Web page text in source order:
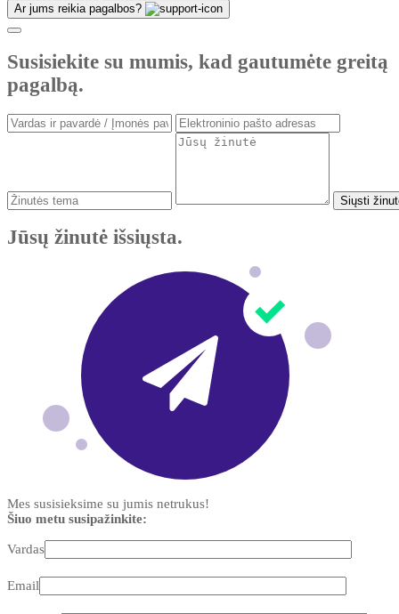
Ar jums reikia pagalbos?
Susisiekite su mumis, kad gautumėte greitą
pagalbą.
Siųsti
Jūsų žinutė išsiųsta.
Mes susisieksime su jumis netrukus!
Šiuo metu susipažinkite:
Vardas
Email